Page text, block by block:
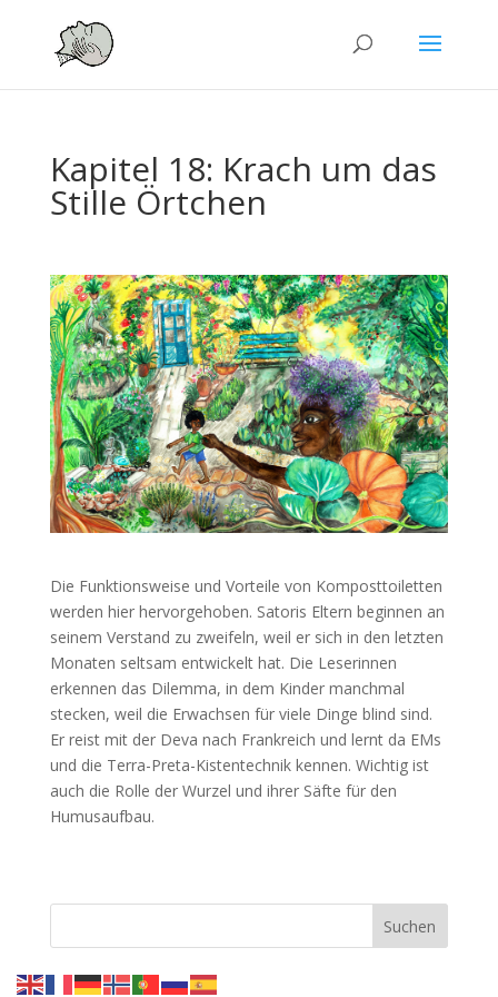
Kapitel 18: Krach um das
Stille Örtchen
Die Funktionsweise und Vorteile von Komposttoiletten
werden hier hervorgehoben. Satoris Eltern beginnen an
seinem Verstand zu zweifeln, weil er sich in den letzten
Monaten seltsam entwickelt hat. Die Leserinnen
erkennen das Dilemma, in dem Kinder manchmal
stecken, weil die Erwachsen für viele Dinge blind sind.
Er reist mit der Deva nach Frankreich und lernt da EMs
und die Terra-Preta-Kistentechnik kennen. Wichtig ist
auch die Rolle der Wurzel und ihrer Säfte für den
Humusaufbau.
Suchen